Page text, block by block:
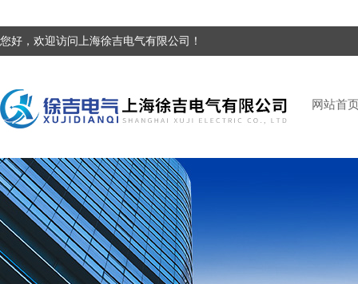
您好，欢迎访问上海徐吉电气有限公司！
网站首